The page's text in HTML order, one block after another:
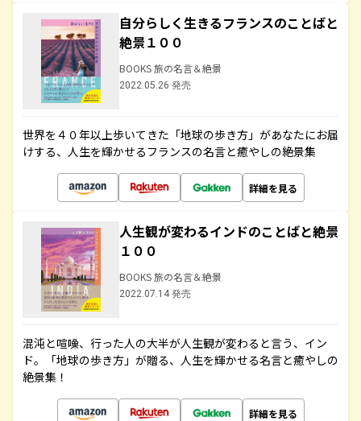
自分らしく生きるフランスのことばと
絶景１００
BOOKS 旅の名言＆絶景
2022.05.26 発売
世界を４０年以上歩いてきた「地球の歩き方」があなたにお届
けする、人生を輝かせるフランスの名言と癒やしの絶景集
詳細を見る
人生観が変わるインドのことばと絶景
１００
BOOKS 旅の名言＆絶景
2022.07.14 発売
混沌と喧噪、行った人の大半が人生観が変わると言う、イン
ド。「地球の歩き方」が贈る、人生を輝かせる名言と癒やしの
絶景集！
詳細を見る